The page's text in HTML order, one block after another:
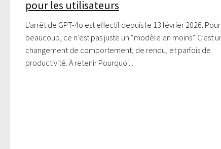
pour les utilisateurs
L’arrêt de GPT-4o est effectif depuis le 13 février 2026. Pour
beaucoup, ce n’est pas juste un “modèle en moins”. C’est
changement de comportement, de rendu, et parfois de
productivité. À retenir Pourquoi...